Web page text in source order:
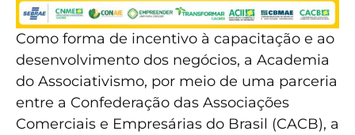
Como forma de incentivo à capacitação e ao
desenvolvimento dos negócios, a Academia
do Associativismo, por meio de uma parceria
entre a Confederação das Associações
Comerciais e Empresárias do Brasil (CACB), a